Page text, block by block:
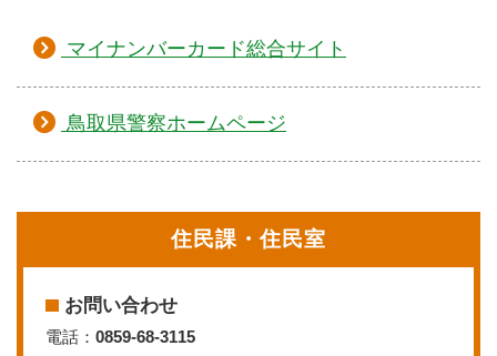
マイナンバーカード総合サイト
鳥取県警察ホームページ
住民課・住民室
お問い合わせ
電話： 0859-68-3115